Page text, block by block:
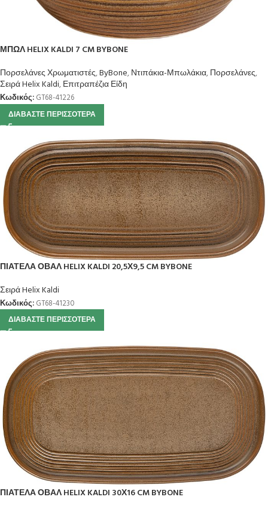
ΜΠΩΛ HELIX KALDI 7 CM BYBONE
Πορσελάνες Χρωματιστές,ByBone,Ντιπάκια-Μπωλάκια,Πορσελάνες,
Σειρά Helix Kaldi,Επιτραπέζια Είδη
Κωδικός: GT68-41226
ΔΙΑΒΆΣΤΕ ΠΕΡΙΣΣΌΤΕΡΑ
ΠΙΑΤΕΛΑ ΟΒΑΛ HELIX KALDI 20,5Χ9,5 CM BYBONE
Σειρά Helix Kaldi
Κωδικός: GT68-41230
ΔΙΑΒΆΣΤΕ ΠΕΡΙΣΣΌΤΕΡΑ
ΠΙΑΤΕΛΑ ΟΒΑΛ HELIX KALDI 30Χ16 CM BYBONE